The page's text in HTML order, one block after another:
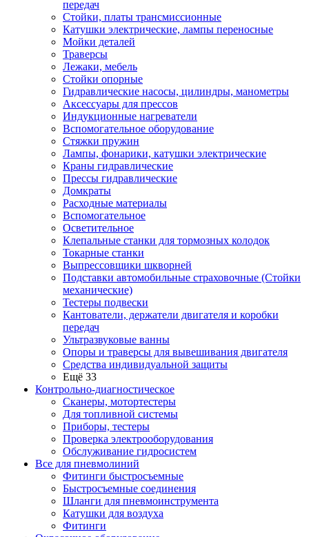
передач
Стойки, платы трансмиссионные
Катушки электрические, лампы переносные
Мойки деталей
Траверсы
Лежаки, мебель
Стойки опорные
Гидравлические насосы, цилиндры, манометры
Аксессуары для прессов
Индукционные нагреватели
Вспомогательное оборудование
Стяжки пружин
Лампы, фонарики, катушки электрические
Краны гидравлические
Прессы гидравлические
Домкраты
Расходные материалы
Вспомогательное
Осветительное
Клепальные станки для тормозных колодок
Токарные станки
Выпрессовщики шкворней
Подставки автомобильные страховочные (Стойки
механические)
Тестеры подвески
Кантователи, держатели двигателя и коробки
передач
Ультразвуковые ванны
Опоры и траверсы для вывешивания двигателя
Средства индивидуальной защиты
Ещё 33
Контрольно-диагностическое
Сканеры, мотортестеры
Для топливной системы
Приборы, тестеры
Проверка электрооборудования
Обслуживание гидросистем
Все для пневмолиний
Фитинги быстросъемные
Быстросъемные соединения
Шланги для пневмоинструмента
Катушки для воздуха
Фитинги